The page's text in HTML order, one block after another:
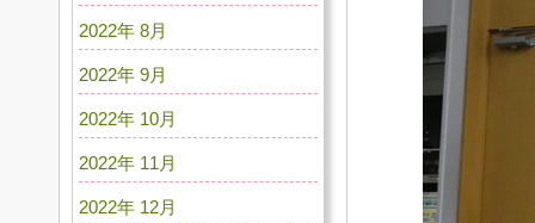
2022年 8月
2022年 9月
2022年 10月
2022年 11月
2022年 12月